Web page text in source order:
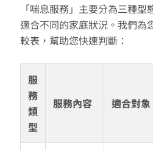
「喘息服務」主要分為三種型
適合不同的家庭狀況。我們為
較表，幫助您快速判斷：
服
務
類
型
服務內容 適合對象